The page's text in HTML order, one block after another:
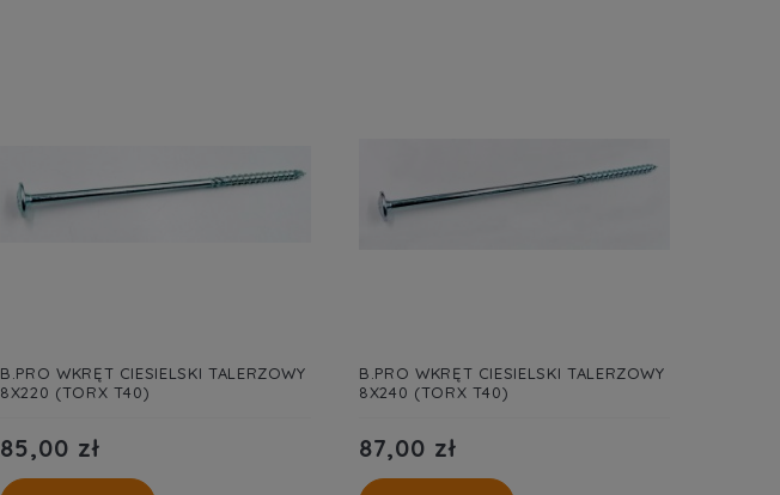
B.PRO WKRĘT CIESIELSKI TALERZOWY
8X220 (TORX T40)
85,00 zł
B.PRO WKRĘT CIESIELSKI TALERZOWY
8X240 (TORX T40)
87,00 zł